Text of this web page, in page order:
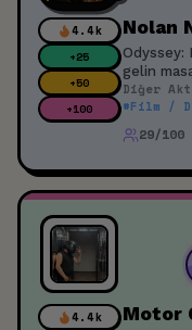
4.4k
+25
+50
+100
Nolan
Odyssey:
Diğer
#Film /
29/100
4.4k Motor